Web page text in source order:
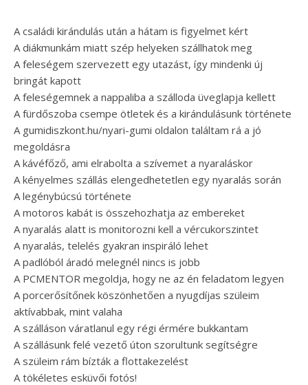
A családi kirándulás után a hátam is figyelmet kért
A diákmunkám miatt szép helyeken szállhatok meg
A feleségem szervezett egy utazást, így mindenki új
bringát kapott
A feleségemnek a nappaliba a szálloda üveglapja kellett
A fürdőszoba csempe ötletek és a kirándulásunk története
A gumidiszkont.hu/nyari-gumi oldalon találtam rá a jó
megoldásra
A kávéfőző, ami elrabolta a szívemet a nyaraláskor
A kényelmes szállás elengedhetetlen egy nyaralás során
A legénybúcsú története
A motoros kabát is összehozhatja az embereket
A nyaralás alatt is monitorozni kell a vércukorszintet
A nyaralás, telelés gyakran inspiráló lehet
A padlóból áradó melegnél nincs is jobb
A PCMENTOR megoldja, hogy ne az én feladatom legyen
A porcerősítőnek köszönhetően a nyugdíjas szüleim
aktívabbak, mint valaha
A szálláson váratlanul egy régi érmére bukkantam
A szállásunk felé vezető úton szorultunk segítségre
A szüleim rám bízták a flottakezelést
A tökéletes esküvői fotós!